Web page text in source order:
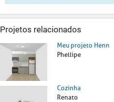
Projetos relacionados
Meu projeto Henn
Phellipe
Cozinha
Renato